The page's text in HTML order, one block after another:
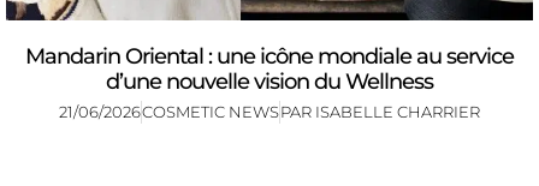
Mandarin Oriental : une icône mondiale au service
d’une nouvelle vision du Wellness
21/06/2026COSMETIC NEWSPAR ISABELLE CHARRIER